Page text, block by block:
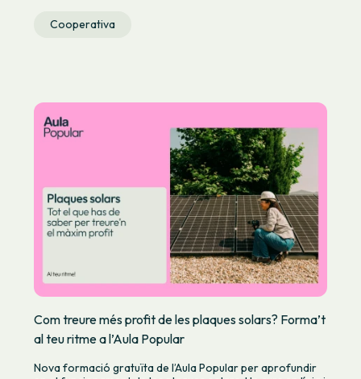
Cooperativa
Com treure més profit de les plaques solars? Forma’t
al teu ritme a l’Aula Popular
Nova formació gratuïta de l’Aula Popular per aprofundir